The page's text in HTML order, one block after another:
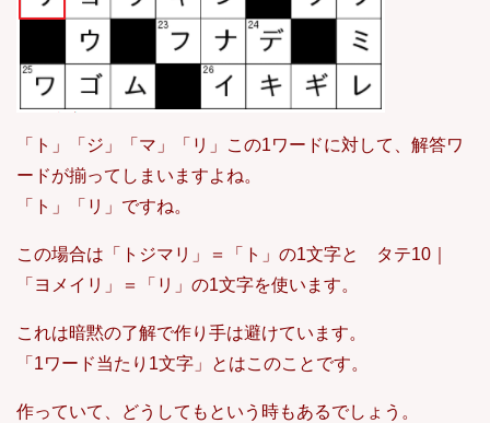
「ト」「ジ」「マ」「リ」この1ワードに対して、解答ワ
ードが揃ってしまいますよね。
「ト」「リ」ですね。
この場合は「トジマリ」＝「ト」の1文字と タテ10｜
「ヨメイリ」＝「リ」の1文字を使います。
これは暗黙の了解で作り手は避けています。
「1ワード当たり1文字」とはこのことです。
作っていて、どうしてもという時もあるでしょう。